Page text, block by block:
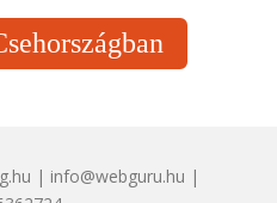
| info@webguru.hu |